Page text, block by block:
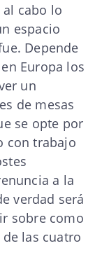
cabo lo
espacio
Depende
Europa los
un
de mesas
se opte por
con trabajo
a la
verdad será
sobre como
las cuatro